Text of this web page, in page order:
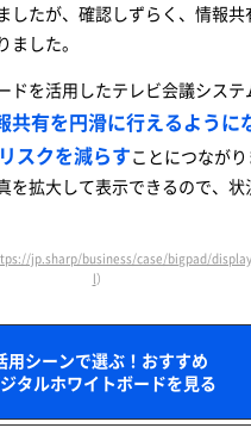
したが、確認しずらく、情報共
した。
ドを活用したテレビ会議システ
共有を円滑に行えるように
スクを減らすことにつなが
を拡大して表示できるので、状
jp.sharp/business/case/bigpad/
l）
用シーンで選ぶ！おすすめ
タルホワイトボードを見る